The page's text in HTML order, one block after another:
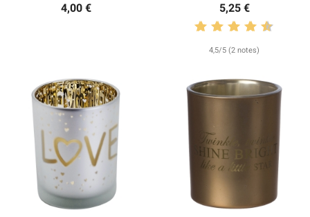
4,00 € 5,25 €
4,5/5 (2 notes)